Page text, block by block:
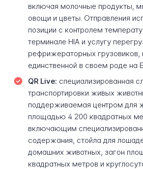
включая молочные продукты,
овощи и цветы. Отправления
позиции с контролем
терминале HIA и услугу
рефрижераторных грузовиков,
единственной в своем роде на
QR Live: специализированная
транспортировки живых
поддерживаемая центром для
площадью 4 200 квадратных
включающим
содержания, стойла для
домашних животных, загон
квадратных метров и